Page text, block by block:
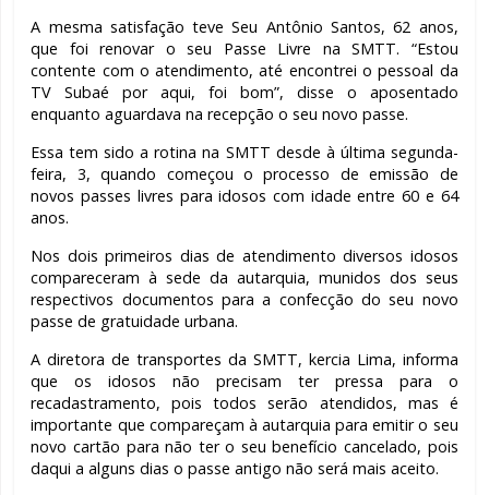
A mesma satisfação teve Seu Antônio Santos, 62 anos,
que foi renovar o seu Passe Livre na SMTT. “Estou
contente com o atendimento, até encontrei o pessoal da
TV Subaé por aqui, foi bom”, disse o aposentado
enquanto aguardava na recepção o seu novo passe.
Essa tem sido a rotina na SMTT desde à última segunda-
feira, 3, quando começou o processo de emissão de
novos passes livres para idosos com idade entre 60 e 64
anos.
Nos dois primeiros dias de atendimento diversos idosos
compareceram à sede da autarquia, munidos dos seus
respectivos documentos para a confecção do seu novo
passe de gratuidade urbana.
A diretora de transportes da SMTT, kercia Lima, informa
que os idosos não precisam ter pressa para o
recadastramento, pois todos serão atendidos, mas é
importante que compareçam à autarquia para emitir o seu
novo cartão para não ter o seu benefício cancelado, pois
daqui a alguns dias o passe antigo não será mais aceito.